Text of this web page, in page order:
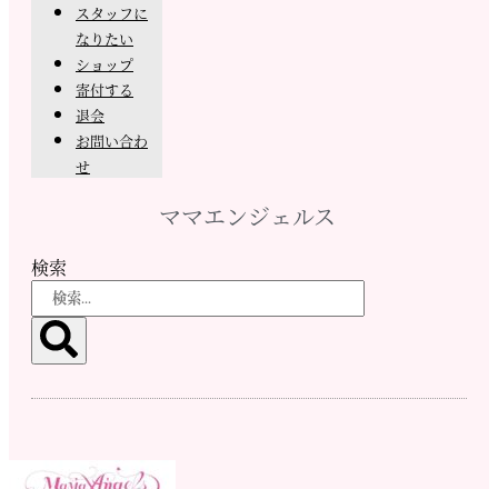
スタッフに
なりたい
ショップ
寄付する
退会
お問い合わ
せ
ママエンジェルス
検索